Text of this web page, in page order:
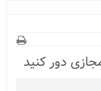
دور کنید